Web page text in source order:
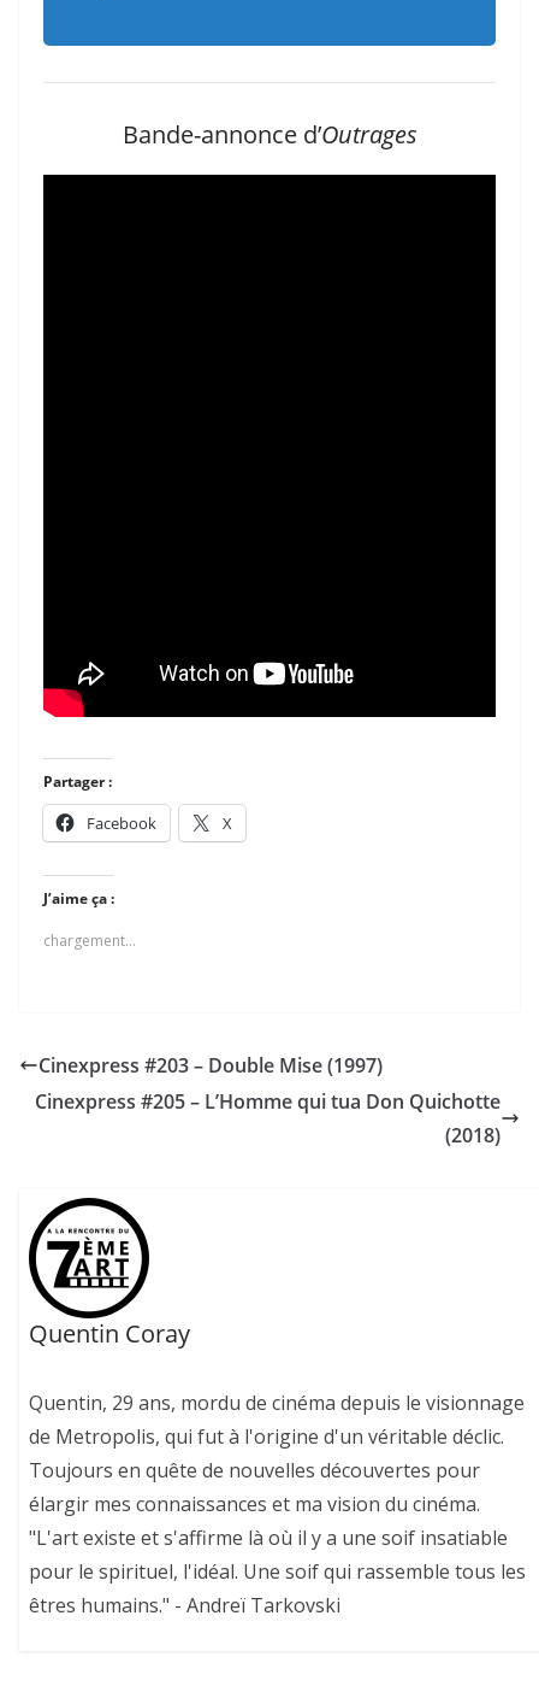
Bande-annonce d’Outrages
Partager :
Facebook X
J’aime ça :
chargement…
Cinexpress #203 – Double Mise (1997)
Cinexpress #205 – L’Homme qui tua Don Quichotte
(2018)
Quentin Coray
Quentin, 29 ans, mordu de cinéma depuis le visionnage
de Metropolis, qui fut à l'origine d'un véritable déclic.
Toujours en quête de nouvelles découvertes pour
élargir mes connaissances et ma vision du cinéma.
"L'art existe et s'affirme là où il y a une soif insatiable
pour le spirituel, l'idéal. Une soif qui rassemble tous les
êtres humains." - Andreï Tarkovski